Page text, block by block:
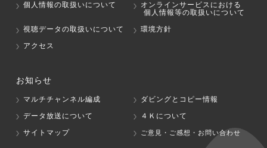
個人情報の取扱いについて
オンラインサービスにおける
個人情報等の取扱いについて
視聴データの取扱いについて
環境方針
アクセス
お知らせ
マルチチャンネル編成
ダビングとコピー情報
データ放送について
４Ｋについて
サイトマップ
ご意見・ご感想・お問い合わせ